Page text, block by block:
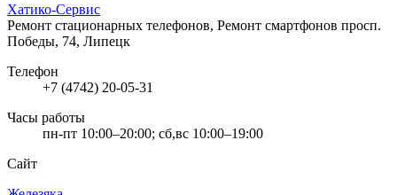
Хатико-Сервис
Ремонт стационарных телефонов, Ремонт смартфонов просп.
Победы, 74, Липецк
Телефон
+7 (4742) 20-05-31
Часы работы
пн-пт 10:00–20:00; сб,вс 10:00–19:00
Сайт